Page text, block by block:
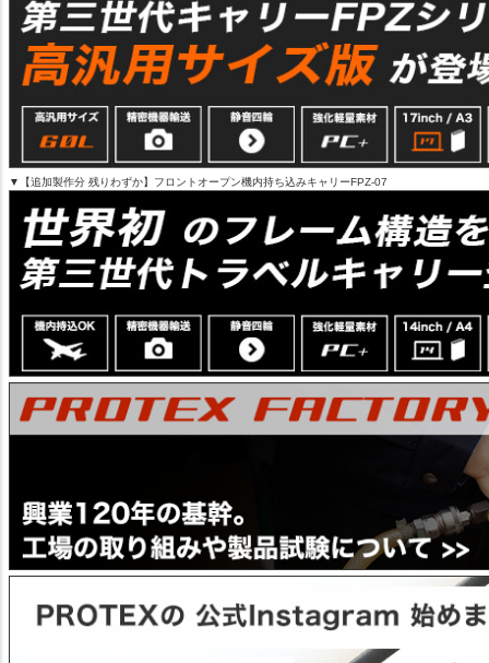
▼【追加製作分 残りわずか】フロントオープン機内持ち込みキャリーFPZ-07